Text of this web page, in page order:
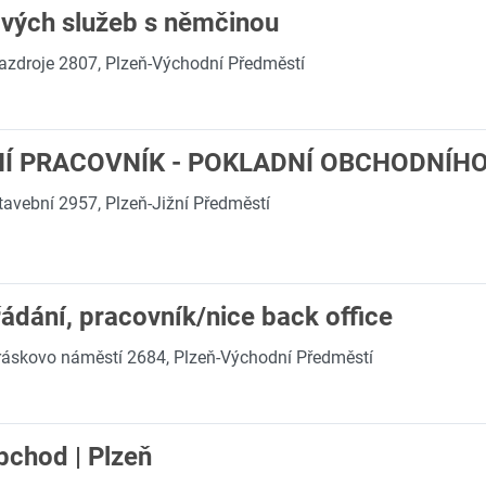
služeb s němčinou
2807, Plzeň-Východní Předměstí
PRACOVNÍK - POKLADNÍ
2957, Plzeň-Jižní Předměstí
pracovník/nice back office
náměstí 2684, Plzeň-Východní Předměstí
| Plzeň